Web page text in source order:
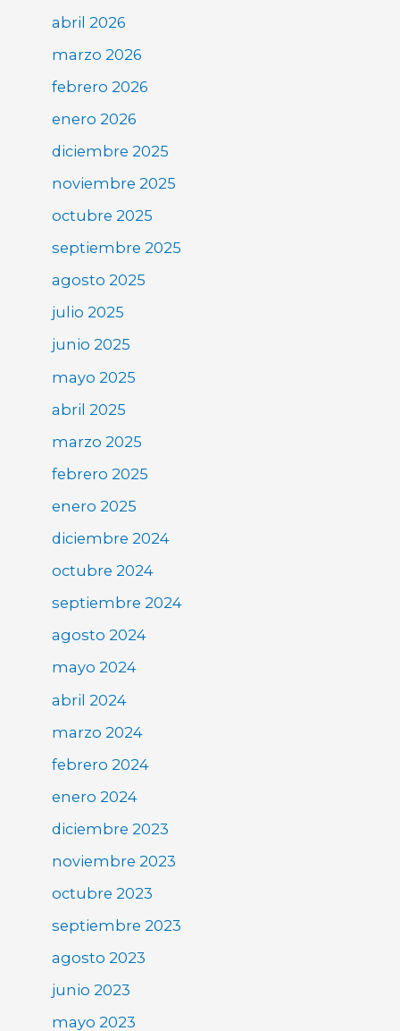
abril 2026
marzo 2026
febrero 2026
enero 2026
diciembre 2025
noviembre 2025
octubre 2025
septiembre 2025
agosto 2025
julio 2025
junio 2025
mayo 2025
abril 2025
marzo 2025
febrero 2025
enero 2025
diciembre 2024
octubre 2024
septiembre 2024
agosto 2024
mayo 2024
abril 2024
marzo 2024
febrero 2024
enero 2024
diciembre 2023
noviembre 2023
octubre 2023
septiembre 2023
agosto 2023
junio 2023
mayo 2023